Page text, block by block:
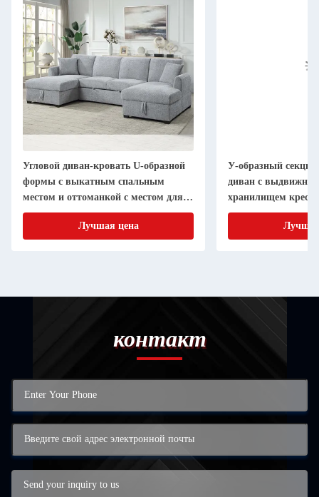
Угловой диван-кровать U-образной
формы с выкатным спальным
местом и оттоманкой с местом для
хранения, серая ткань шерпа
Лучшая цена
У-образный
диван с
хранилищем
ткань
контакт